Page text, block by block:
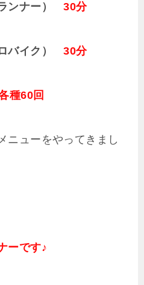
ランナー）30分
ロバイク）30分
種60回
ニューをやってきまし
ーです♪